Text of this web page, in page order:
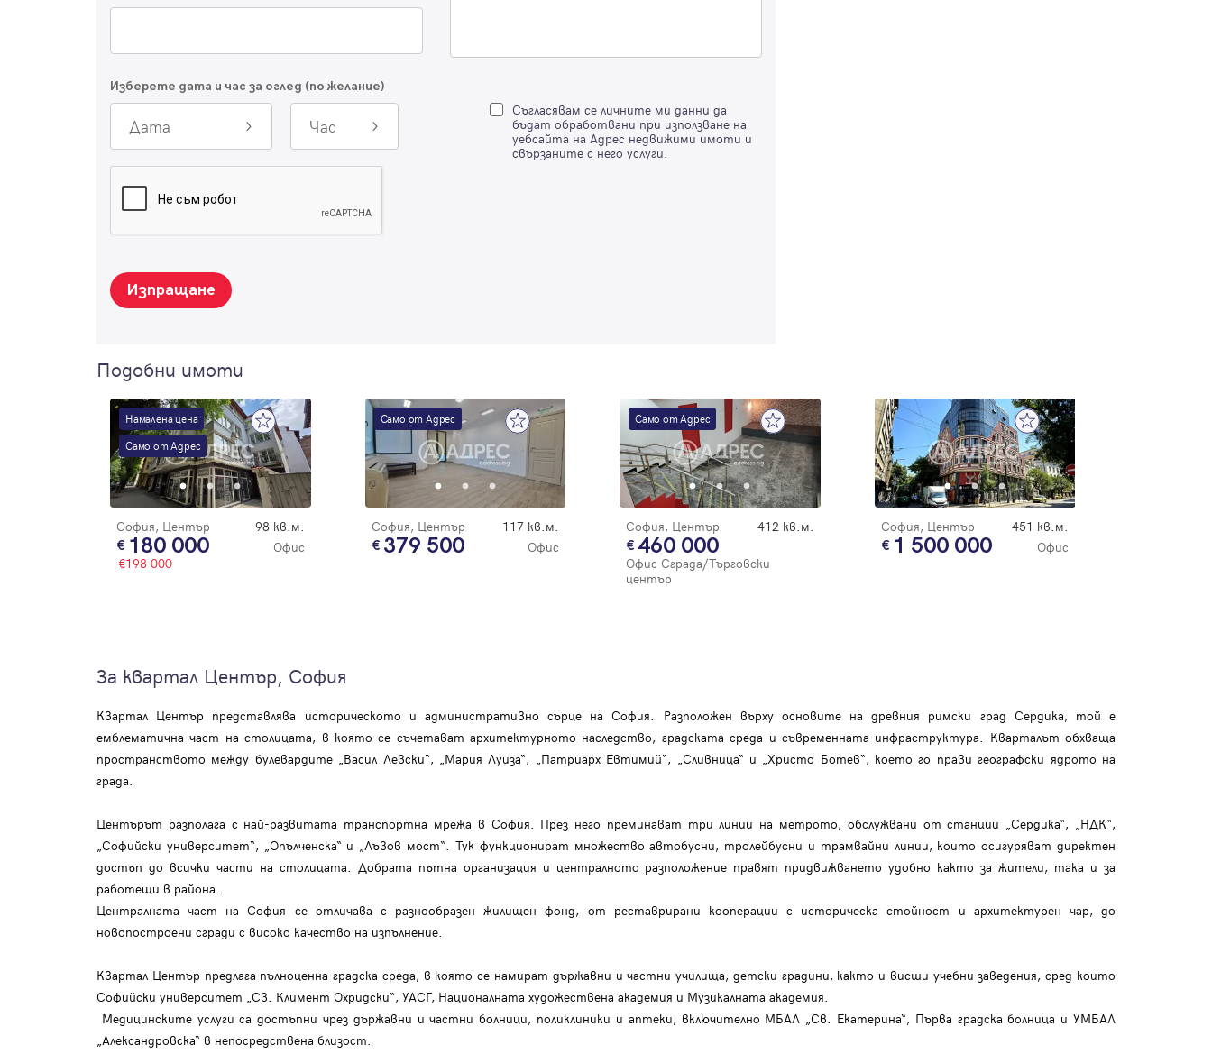
Изберете дата и час за оглед (по желание)
Дата Час
Съгласявам се личните ми данни да
бъдат обработвани при използване на
уебсайта на Адрес недвижими имоти и
свързаните с него услуги.
Изпращане
Подобни имоти
Намалена цена
Само от Адрес
София, Център 98 кв.м.
180 000
Офис
198 000
Само от Адрес
София, Център 117 кв.м.
379 500 Офис
Само от Адрес
София, Център 412 кв.м.
460 000
Офис Сграда/Търговски
център
София, Център 451 кв.м.
1 500 000 Офис
За квартал Център, София
Квартал Център представлява историческото и административно сърце на София. Разположен върху основите на древния римски град Сердика, той е
емблематична част на столицата, в която се съчетават архитектурното наследство, градската среда и съвременната инфраструктура. Кварталът обхваща
пространството между булевардите „Васил Левски“, „Мария Луиза“, „Патриарх Евтимий“, „Сливница“ и „Христо Ботев“, което го прави географски ядрото на
града.
Центърът разполага с най-развитата транспортна мрежа в София. През него преминават три линии на метрото, обслужвани от станции „Сердика“, „НДК“,
„Софийски университет“, „Опълченска“ и „Лъвов мост“. Тук функционират множество автобусни, тролейбусни и трамвайни линии, които осигуряват директен
достъп до всички части на столицата. Добрата пътна организация и централното разположение правят придвижването удобно както за жители, така и за
работещи в района.
Централната част на София се отличава с разнообразен жилищен фонд, от реставрирани кооперации с историческа стойност и архитектурен чар, до
новопостроени сгради с високо качество на изпълнение.
Квартал Център предлага пълноценна градска среда, в която се намират държавни и частни училища, детски градини, както и висши учебни заведения, сред които
Софийски университет „Св. Климент Охридски“, УАСГ, Националната художествена академия и Музикалната академия.
Медицинските услуги са достъпни чрез държавни и частни болници, поликлиники и аптеки, включително МБАЛ „Св. Екатерина“, Първа градска болница и УМБАЛ
„Александровска“ в непосредствена близост.
Забравена парола
Регистрация